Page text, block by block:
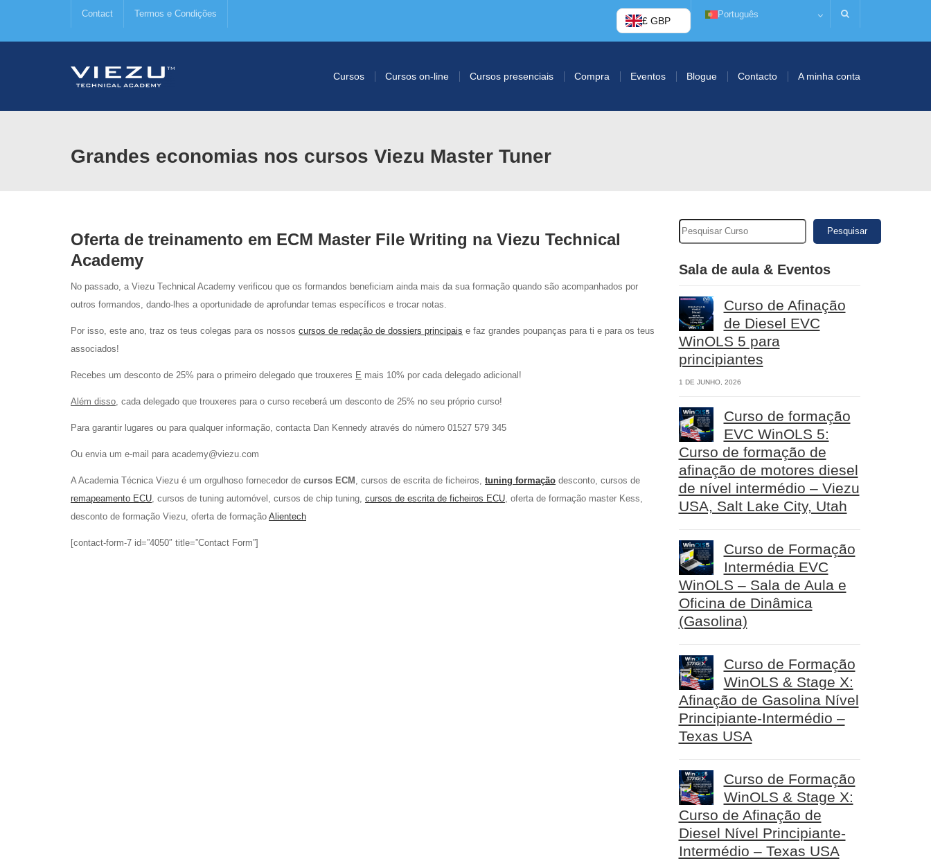
Contact Termos e Condições
£ GBP
Português
Cursos Cursos on-line Cursos presenciais Compra Eventos Blogue Contacto A minha conta
Grandes economias nos cursos Viezu Master Tuner
Oferta de treinamento em ECM Master File Writing na Viezu Technical
Academy
No passado, a Viezu Technical Academy verificou que os formandos beneficiam ainda mais da sua formação quando são acompanhados por
outros formandos, dando-lhes a oportunidade de aprofundar temas específicos e trocar notas.
Por isso, este ano, traz os teus colegas para os nossos cursos de redação de dossiers principais e faz grandes poupanças para ti e para os teus
associados!
Recebes um desconto de 25% para o primeiro delegado que trouxeres E mais 10% por cada delegado adicional!
Além disso, cada delegado que trouxeres para o curso receberá um desconto de 25% no seu próprio curso!
Para garantir lugares ou para qualquer informação, contacta Dan Kennedy através do número 01527 579 345
Ou envia um e-mail para academy@viezu.com
A Academia Técnica Viezu é um orgulhoso fornecedor de cursos ECM , cursos de escrita de ficheiros, tuning formação desconto, cursos de
remapeamento ECU, cursos de tuning automóvel, cursos de chip tuning, cursos de escrita de ficheiros ECU, oferta de formação master Kess,
desconto de formação Viezu, oferta de formação Alientech
[contact-form-7 id=”4050″ title=”Contact Form”]
Pesquisar
Sala de aula & Eventos
Curso de Afinação
de Diesel EVC
WinOLS 5 para
principiantes
1 DE JUNHO, 2026
Curso de formação
EVC WinOLS 5:
Curso de formação de
afinação de motores diesel
de nível intermédio – Viezu
USA, Salt Lake City, Utah
Curso de Formação
Intermédia EVC
WinOLS – Sala de Aula e
Oficina de Dinâmica
(Gasolina)
Curso de Formação
WinOLS & Stage X:
Afinação de Gasolina Nível
Principiante-Intermédio –
Texas USA
Curso de Formação
WinOLS & Stage X:
Curso de Afinação de
Diesel Nível Principiante-
Intermédio – Texas USA